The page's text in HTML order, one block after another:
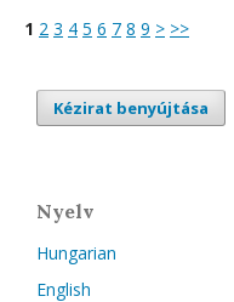
1 2 3 4 5 6 7 8 9 > >>
Kézirat benyújtása
Nyelv
Hungarian
English